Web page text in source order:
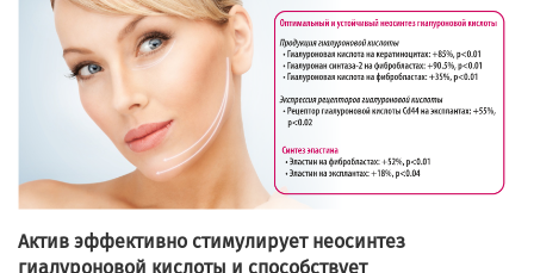
Актив эффективно стимулирует неосинтез
гиалуроновой кислоты и способствует